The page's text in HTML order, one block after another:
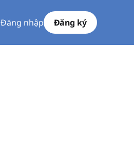
Đăng nhập Đăng ký